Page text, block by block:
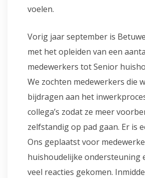
voelen.
Vorig jaar september is
met het opleiden van een
medewerkers tot Senior
We zochten medewerkers die
bijdragen aan het
collega’s zodat ze meer
zelfstandig op pad gaan. Er is
Ons geplaatst voor
huishoudelijke ondersteuning
veel reacties gekomen.